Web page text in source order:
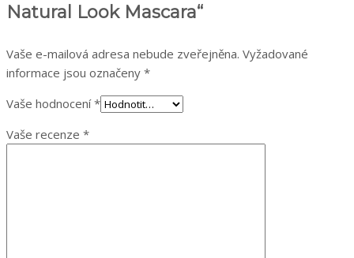
Natural Look Mascara“
Vaše e-mailová adresa nebude zveřejněna. Vyžadované
informace jsou označeny *
Vaše hodnocení*
Vaše recenze *